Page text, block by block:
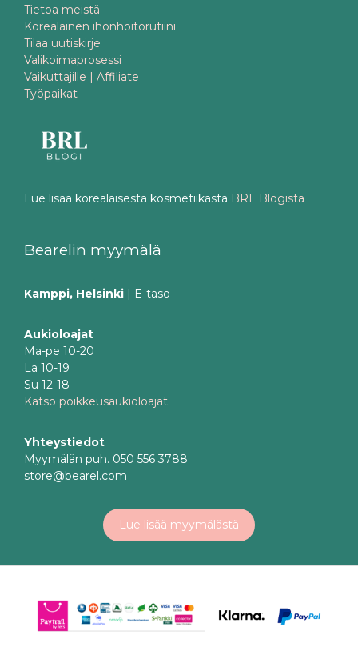
Tietoa meistä
Korealainen ihonhoitorutiini
Tilaa uutiskirje
Valikoimaprosessi
Vaikuttajille | Affiliate
Työpaikat
Lue lisää korealaisesta kosmetiikasta BRL Blogista
Bearelin myymälä
Kamppi, Helsinki | E-taso
Aukioloajat
Ma-pe 10-20
La 10-19
Su 12-18
Katso poikkeusaukioloajat
Yhteystiedot
Myymälän puh. 050 556 3788
store@bearel.com
Lue lisää myymälästä